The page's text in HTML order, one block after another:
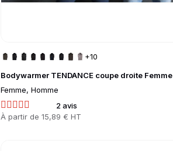
Bodywarmer TENDANCE coupe droite Femme
Femme, Homme
2 avis
Prix
À partir de 15,89 € HT
+10